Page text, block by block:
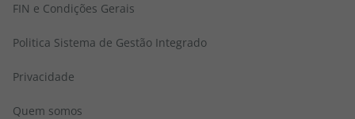
FIN e Condições Gerais
Politica Sistema de Gestão Integrado
Privacidade
Quem somos